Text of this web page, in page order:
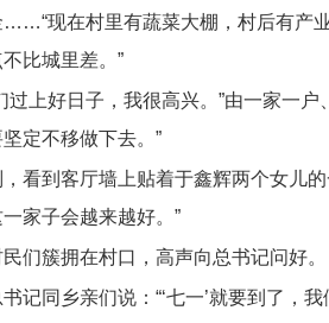
现在村里有蔬菜大棚，村后有产
比城里差。”
过上好日子，我很高兴。”由一家一
定不移做下去。”
看到客厅墙上贴着于鑫辉两个女儿
家子会越来越好。”
们簇拥在村口，高声向总书记问好。
记同乡亲们说：“‘七一’就要到了，